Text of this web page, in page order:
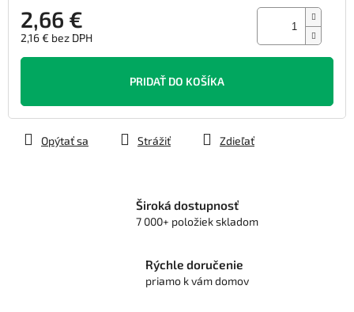
2,66 €
2,16 € bez DPH
Jednotková
PRIDAŤ DO KOŠÍKA
Opýtať sa Strážiť Zdieľať
Široká dostupnosť
7 000+ položiek skladom
Rýchle doručenie
priamo k vám domov